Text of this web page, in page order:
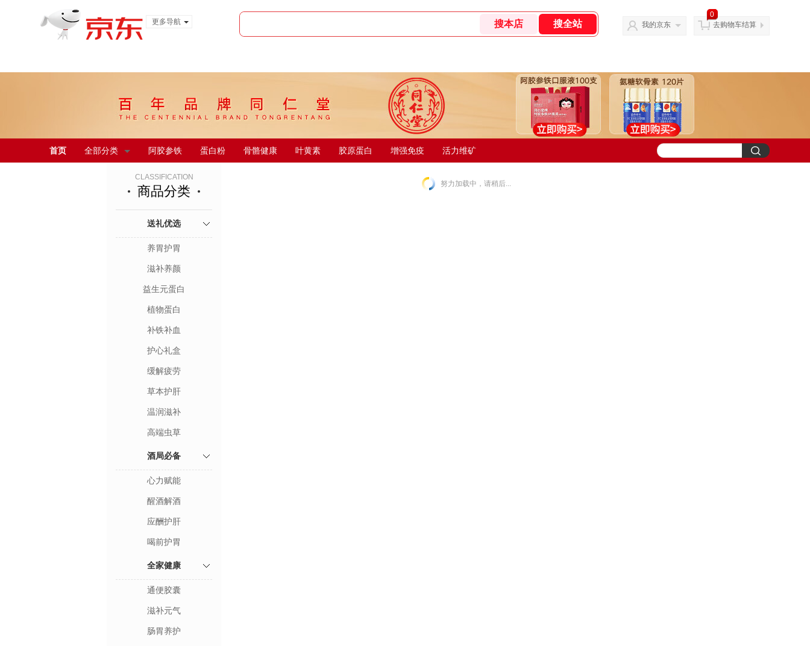
更多导航
我的京东
0
去购物车结算
首页 全部分类 阿胶参铁 蛋白粉 骨骼健康 叶黄素 胶原蛋白 增强免疫 活力维矿
CLASSIFICATION
商品分类
送礼优选
养胃护胃
滋补养颜
益生元蛋白
植物蛋白
补铁补血
护心礼盒
缓解疲劳
草本护肝
温润滋补
高端虫草
酒局必备
心力赋能
醒酒解酒
应酬护肝
喝前护胃
全家健康
通便胶囊
滋补元气
肠胃养护
努力加载中，请稍后...